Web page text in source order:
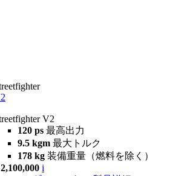
V2
120 ps 最高出力
9.5 kgm 最大トルク
178 kg 装備重量（燃料を除く）
i